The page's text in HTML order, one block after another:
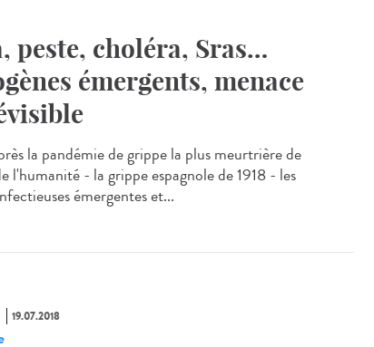
peste, choléra, Sras…
émergents, menace
la pandémie de grippe la plus meurtrière de
l'humanité - la grippe espagnole de 1918 - les
émergentes et...
19.07.2018